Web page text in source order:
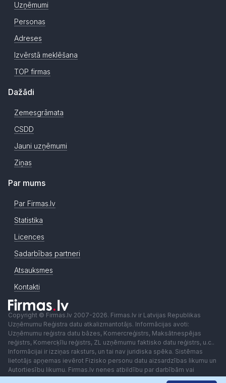
Uzņēmumi
Personas
Adreses
Izvērstā meklēšana
TOP firmas
Dažādi
Zemesgrāmata
CSDD
Jauni uzņēmumi
Ziņas
Par mums
Par Firmas.lv
Statistika
Licences
Sadarbības partneri
Atsauksmes
Kontakti
Copyright © Firmas.lv 2007-2026. Firmas.lv ir Latvijas Republikas
Uzņēmumu Reģistra datu atkalizmantotājs. Informācijas avoti:
Uzņēmumu reģistra datu bāzes, Komercreģistrs, Maksātnespējas
reģistrs, Komercķīlu reģistrs, ZL uzņēmumu faktisko datu reģistrs, u.c..
Informācijai ir izziņas raksturs, un tai nav juridiska spēka. Sistēmas
lietotājs apņemas ievērot Fizisko personu datu aizsardzības likumu un
Autortiesību likumu. Firmas.lv nenes atbildību par darbībām vai
lēmumiem, kas balstīti uz saņemto pakalpojumu. Lietotājam aizliegts